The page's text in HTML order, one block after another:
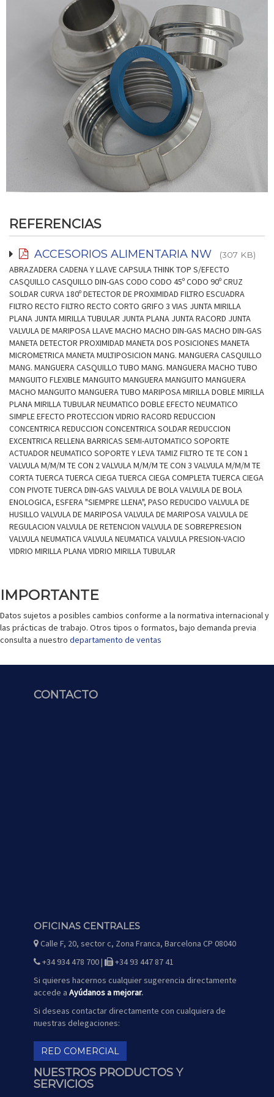
REFERENCIAS
ACCESORIOS ALIMENTARIA NW (307 KB)
ABRAZADERA CADENA Y LLAVE CAPSULA THINK TOP S/EFECTO
CASQUILLO CASQUILLO DIN-GAS CODO CODO 45º CODO 90º CRUZ
SOLDAR CURVA 180º DETECTOR DE PROXIMIDAD FILTRO ESCUADRA
FILTRO RECTO FILTRO RECTO CORTO GRIFO 3 VIAS JUNTA MIRILLA
PLANA JUNTA MIRILLA TUBULAR JUNTA PLANA JUNTA RACORD JUNTA
VALVULA DE MARIPOSA LLAVE MACHO MACHO DIN-GAS MACHO DIN-GAS
MANETA DETECTOR PROXIMIDAD MANETA DOS POSICIONES MANETA
MICROMETRICA MANETA MULTIPOSICION MANG. MANGUERA CASQUILLO
MANG. MANGUERA CASQUILLO TUBO MANG. MANGUERA MACHO TUBO
MANGUITO FLEXIBLE MANGUITO MANGUERA MANGUITO MANGUERA
MACHO MANGUITO MANGUERA TUBO MARIPOSA MIRILLA DOBLE MIRILLA
PLANA MIRILLA TUBULAR NEUMATICO DOBLE EFECTO NEUMATICO
SIMPLE EFECTO PROTECCION VIDRIO RACORD REDUCCION
CONCENTRICA REDUCCION CONCENTRICA SOLDAR REDUCCION
EXCENTRICA RELLENA BARRICAS SEMI-AUTOMATICO SOPORTE
ACTUADOR NEUMATICO SOPORTE Y LEVA TAMIZ FILTRO TE TE CON 1
VALVULA M/M/M TE CON 2 VALVULA M/M/M TE CON 3 VALVULA M/M/M TE
CORTA TUERCA TUERCA CIEGA TUERCA CIEGA COMPLETA TUERCA CIEGA
CON PIVOTE TUERCA DIN-GAS VALVULA DE BOLA VALVULA DE BOLA
ENOLOGICA, ESFERA "SIEMPRE LLENA", PASO REDUCIDO VALVULA DE
HUSILLO VALVULA DE MARIPOSA VALVULA DE MARIPOSA VALVULA DE
REGULACION VALVULA DE RETENCION VALVULA DE SOBREPRESION
VALVULA NEUMATICA VALVULA NEUMATICA VALVULA PRESION-VACIO
VIDRIO MIRILLA PLANA VIDRIO MIRILLA TUBULAR
IMPORTANTE
Datos sujetos a posibles cambios conforme a la normativa internacional y
las prácticas de trabajo. Otros tipos o formatos, bajo demanda previa
consulta a nuestro departamento de ventas
CONTACTO
OFICINAS CENTRALES
icono
mapa
Calle F, 20, sector c, Zona Franca, Barcelona CP 08040
icono
teléfono
+34 934 478 700 |
icono
fax
+34 93 447 87 41
Si quieres hacernos cualquier sugerencia directamente
accede a Ayúdanos a mejorar.
Si deseas contactar directamente con cualquiera de
nuestras delegaciones:
RED COMERCIAL
NUESTROS PRODUCTOS Y
SERVICIOS